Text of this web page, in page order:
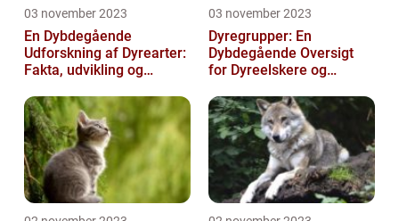
03 november 2023
En Dybdegående
Udforskning af Dyrearter:
Fakta, udvikling og
03 november 2023
Dyregrupper: En
Dybdegående Oversigt
for Dyreelskere og